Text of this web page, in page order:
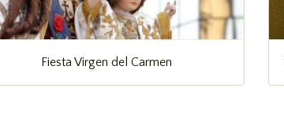
Fiesta Virgen del Carmen